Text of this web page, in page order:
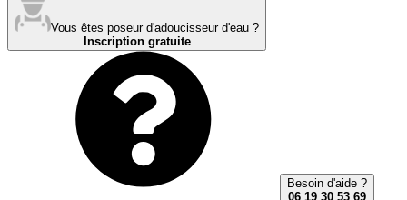
Vous êtes poseur d'adoucisseur d'eau ?
Inscription gratuite
Besoin d'aide ?
06 19 30 53 69